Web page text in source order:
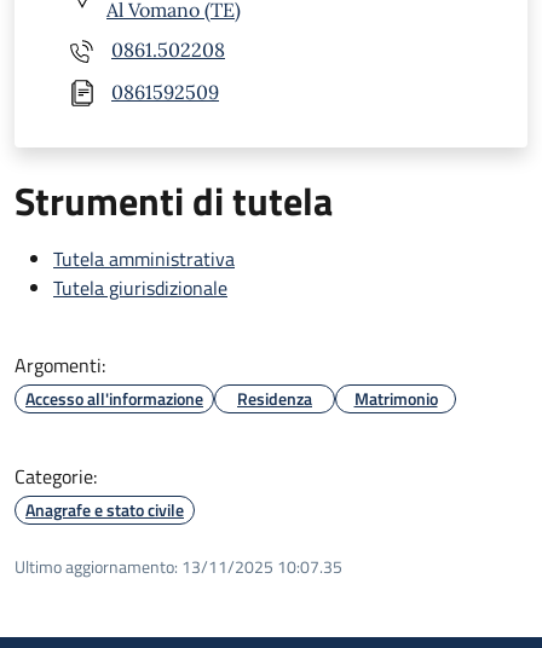
Al Vomano (TE)
0861.502208
0861592509
Strumenti di tutela
Tutela amministrativa
Tutela giurisdizionale
Argomenti:
Accesso all'informazione Residenza Matrimonio
Categorie:
Anagrafe e stato civile
Ultimo aggiornamento: 13/11/2025 10:07.35